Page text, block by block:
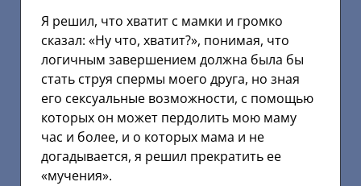
Я решил, что хватит с мамки и громко
сказал: «Ну что, хватит?», понимая, что
логичным завершением должна была бы
стать струя спермы моего друга, но зная
его сексуальные возможности, с помощью
которых он может пердолить мою маму
час и более, и о которых мама и не
догадывается, я решил прекратить ее
«мучения».